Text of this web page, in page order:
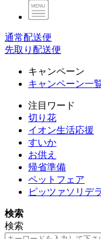
通常配送便
先取り配送便
キャンペーン
キャンペーン一
注目ワード
切り花
イオン生活応援
すいか
お供え
帰省準備
ペットフェア
ピッツァソリデ
検索
検索